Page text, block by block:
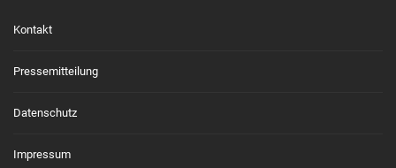
Kontakt
Pressemitteilung
Datenschutz
Impressum